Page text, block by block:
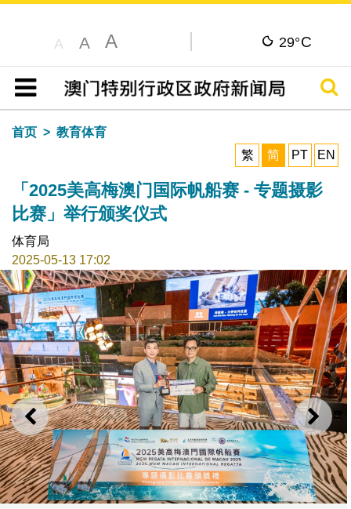
A A A 29°C
目录
搜寻
首页
教育体育
繁
简 PT EN
「2025美高梅澳门国际帆船赛 - 专题摄影
比赛」举行颁奖仪式
体育局
2025-05-13 17:02
上一则 下一